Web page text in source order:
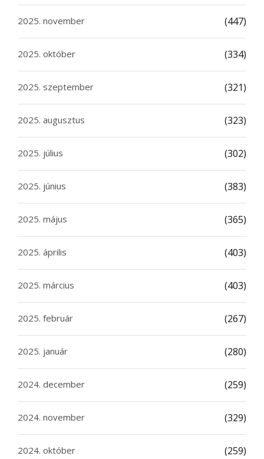
2025. november (447)
2025. október (334)
2025. szeptember (321)
2025. augusztus (323)
2025. július (302)
2025. június (383)
2025. május (365)
2025. április (403)
2025. március (403)
2025. február (267)
2025. január (280)
2024. december (259)
2024. november (329)
2024. október (259)